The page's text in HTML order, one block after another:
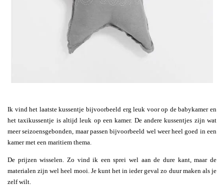
Ik vind het laatste kussentje bijvoorbeeld erg leuk voor op de babykamer en
het taxikussentje is altijd leuk op een kamer. De andere kussentjes zijn wat
meer seizoensgebonden, maar passen bijvoorbeeld wel weer heel goed in een
kamer met een maritiem thema.
De prijzen wisselen. Zo vind ik een sprei wel aan de dure kant, maar de
materialen zijn wel heel mooi. Je kunt het in ieder geval zo duur maken als je
zelf wilt.